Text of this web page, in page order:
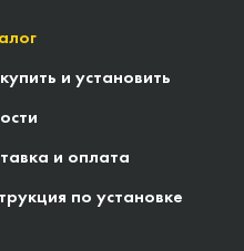
и установить
и оплата
по установке